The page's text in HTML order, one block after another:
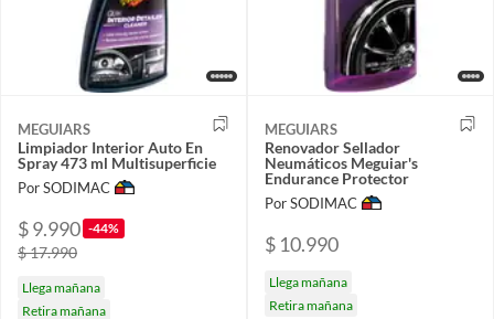
MEGUIARS
Limpiador Interior Auto En
Spray 473 ml Multisuperficie
Por SODIMAC
$ 9.990 -44%
$ 17.990
Llega mañana
Retira mañana
MEGUIARS
Renovador Sellador
Neumáticos Meguiar's
Endurance Protector
Por SODIMAC
$ 10.990
Llega mañana
Retira mañana